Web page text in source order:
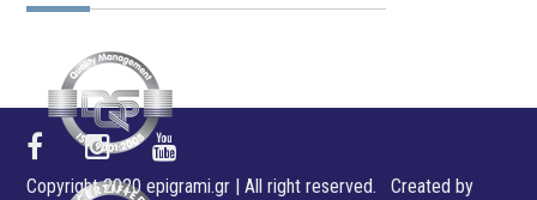
Copyright 2020 epigrami.gr | All right reserved. Created by